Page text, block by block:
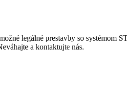
legálné prestavby so systémom
a kontaktujte nás.